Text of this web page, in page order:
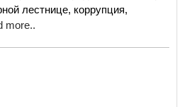
лестнице, коррупция,
more..